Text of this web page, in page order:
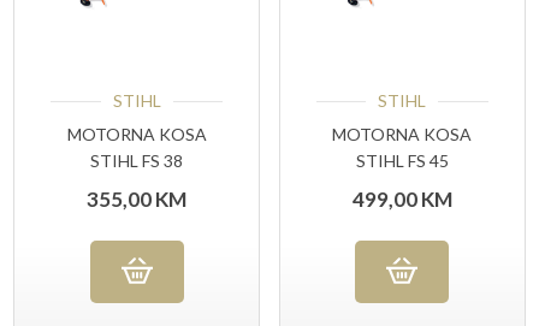
STIHL
MOTORNA KOSA
STIHL FS 38
355,00KM
STIHL
MOTORNA KOSA
STIHL FS 45
499,00KM